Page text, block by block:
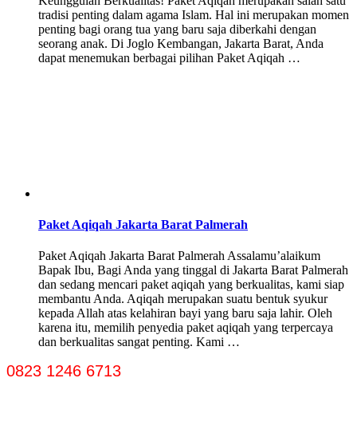
tradisi penting dalam agama Islam. Hal ini merupakan momen
penting bagi orang tua yang baru saja diberkahi dengan
seorang anak. Di Joglo Kembangan, Jakarta Barat, Anda
dapat menemukan berbagai pilihan Paket Aqiqah …
Paket Aqiqah Jakarta Barat Palmerah
Paket Aqiqah Jakarta Barat Palmerah Assalamu’alaikum
Bapak Ibu, Bagi Anda yang tinggal di Jakarta Barat Palmerah
dan sedang mencari paket aqiqah yang berkualitas, kami siap
membantu Anda. Aqiqah merupakan suatu bentuk syukur
kepada Allah atas kelahiran bayi yang baru saja lahir. Oleh
karena itu, memilih penyedia paket aqiqah yang terpercaya
dan berkualitas sangat penting. Kami …
0823 1246 6713